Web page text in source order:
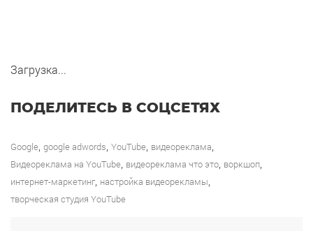
Загрузка...
ПОДЕЛИТЕСЬ В СОЦСЕТЯХ
Google google adwords YouTube видеореклама
Видеореклама на YouTube видеореклама что это воркшоп
интернет-маркетинг, настройка видеорекламы
творческая студия YouTube